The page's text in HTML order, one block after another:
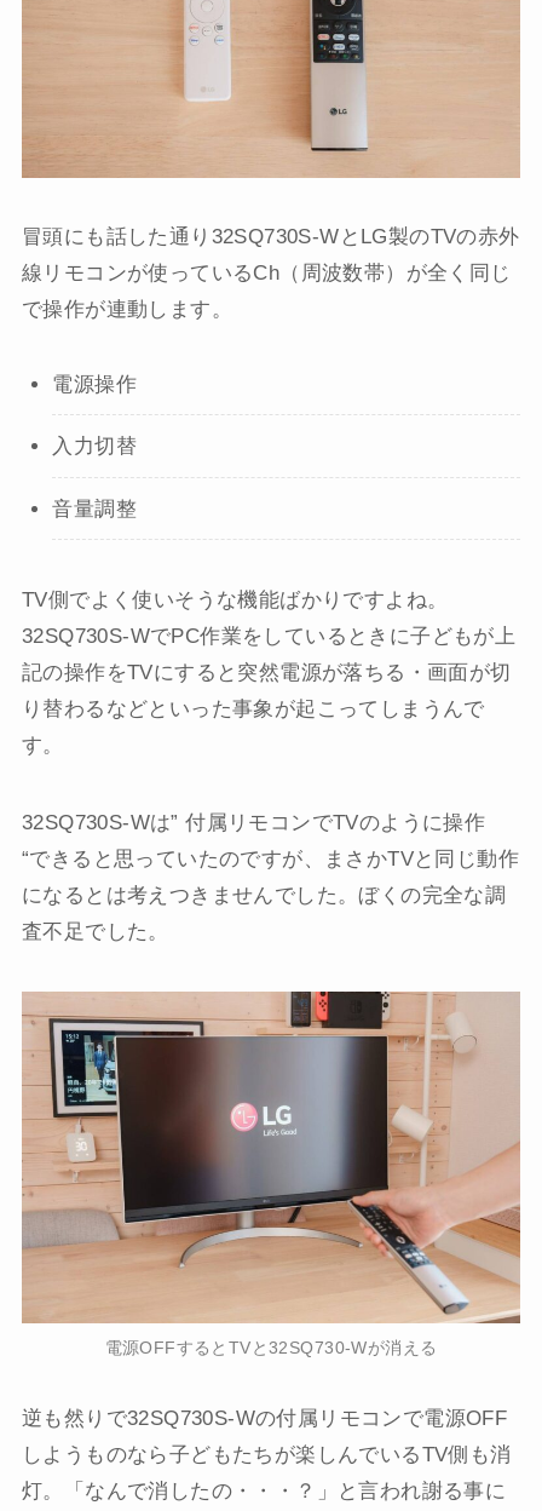
冒頭にも話した通り32SQ730S-WとLG製のTVの赤外
線リモコンが使っているCh（周波数帯）が全く同じ
で操作が連動します。
電源操作
入力切替
音量調整
TV側でよく使いそうな機能ばかりですよね。
32SQ730S-WでPC作業をしているときに子どもが上
記の操作をTVにすると突然電源が落ちる・画面が切
り替わるなどといった事象が起こってしまうんで
す。
32SQ730S-Wは” 付属リモコンでTVのように操作
“できると思っていたのですが、まさかTVと同じ動作
になるとは考えつきませんでした。ぼくの完全な調
査不足でした。
電源OFFするとTVと32SQ730-Wが消える
逆も然りで32SQ730S-Wの付属リモコンで電源OFF
しようものなら子どもたちが楽しんでいるTV側も消
灯。「なんで消したの・・・？」と言われ謝る事に